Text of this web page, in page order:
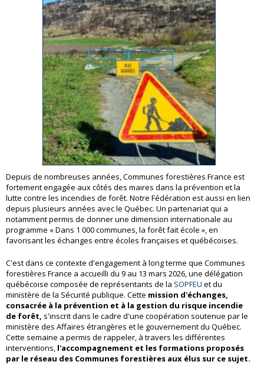
Depuis de nombreuses années, Communes forestières France est
fortement engagée aux côtés des maires dans la prévention et la
lutte contre les incendies de forêt. Notre Fédération est aussi en lien
depuis plusieurs années avec le Québec. Un partenariat qui a
notamment permis de donner une dimension internationale au
programme « Dans 1 000 communes, la forêt fait école », en
favorisant les échanges entre écoles françaises et québécoises.
C'est dans ce contexte d'engagement à long terme que Communes
forestières France a accueilli du 9 au 13 mars 2026, une délégation
québécoise composée de représentants de la SOPFEU et du
ministère de la Sécurité publique. Cette mission d'échanges,
consacrée à la prévention et à la gestion du risque incendie
de forêt, s'inscrit dans le cadre d'une coopération soutenue par le
ministère des Affaires étrangères et le gouvernement du Québec.
Cette semaine a permis de rappeler, à travers les différentes
interventions, l'accompagnement et les formations proposés
par le réseau des Communes forestières aux élus sur ce sujet.